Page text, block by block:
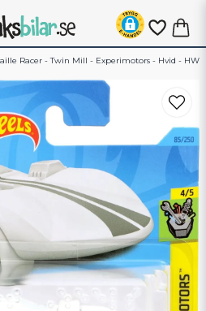
Racer - Twin Mill - Experimotors - Hvid - HW